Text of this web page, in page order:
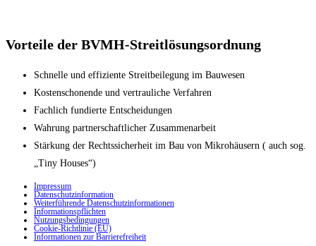
Vorteile der BVMH-Streitlösungsordnung
Schnelle und effiziente Streitbeilegung im Bauwesen
Kostenschonende und vertrauliche Verfahren
Fachlich fundierte Entscheidungen
Wahrung partnerschaftlicher Zusammenarbeit
Stärkung der Rechtssicherheit im Bau von Mikrohäusern ( auch sog.
„Tiny Houses“)
Impressum
Datenschutzinformation
Weiterführende Datenschutzinformationen
Informationspflichten
Nutzungsbedingungen
Cookie-Richtlinie (EU)
Informationen zur Barrierefreiheit